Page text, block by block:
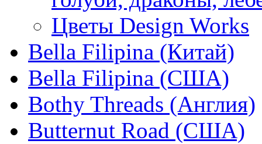
Цветы Design Works
Bella Filipina (Китай)
Bella Filipina (США)
Bothy Threads (Англия)
Butternut Road (США)